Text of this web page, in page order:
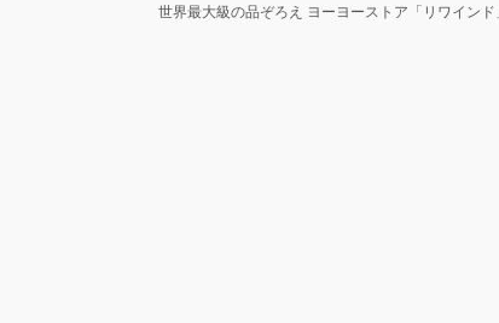
世界最大級の品ぞろえ ヨーヨーストア「リワインド